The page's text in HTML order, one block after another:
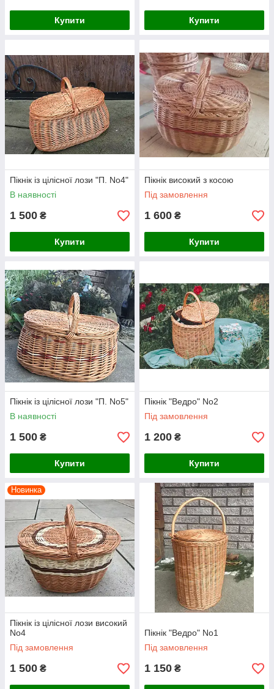
Купити Купити
Пікнік із цілісної лози "П. No4"
В наявності
1 500 ₴
Купити
Пікнік високий з косою
Під замовлення
1 600 ₴
Купити
Пікнік із цілісної лози "П. No5"
В наявності
1 500 ₴
Купити
Пікнік "Ведро" No2
Під замовлення
1 200 ₴
Купити
Новинка
Пікнік із цілісної лози високий
No4
Під замовлення
1 500 ₴
Пікнік "Ведро" No1
Під замовлення
1 150 ₴